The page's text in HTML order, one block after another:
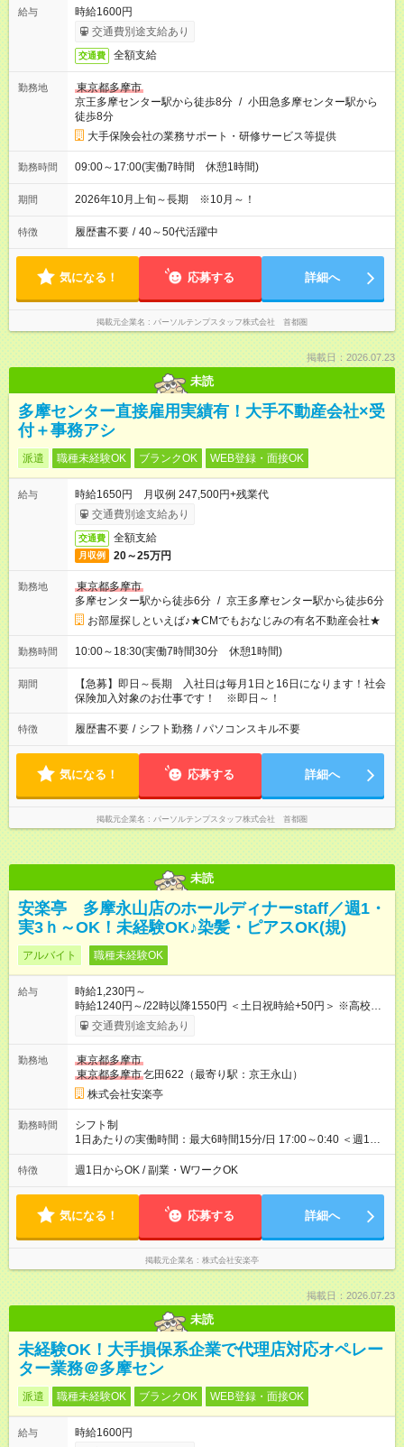
給与
時給1600円
交通費別途支給あり
交通費 全額支給
勤務地
東京都多摩市
京王多摩センター駅から徒歩8分 / 小田急多摩センター駅から
徒歩8分
大手保険会社の業務サポート・研修サービス等提供
勤務時間 09:00～17:00(実働7時間 休憩1時間)
期間 2026年10月上旬～長期 ※10月～！
特徴 履歴書不要 / 40～50代活躍中
気になる！ 応募する 詳細へ
掲載元企業名 パーソルテンプスタッフ株式会社 首都圏
掲載日：2026.07.23
未読
多摩センター直接雇用実績有！大手不動産会社×受
付＋事務アシ
派遣 職種未経験OK ブランクOK WEB登録・面接OK
給与
時給1650円 月収例 247,500円+残業代
交通費別途支給あり
交通費 全額支給
月収例 20～25万円
勤務地
東京都多摩市
多摩センター駅から徒歩6分 / 京王多摩センター駅から徒歩6分
お部屋探しといえば♪★CMでもおなじみの有名不動産会社★
勤務時間 10:00～18:30(実働7時間30分 休憩1時間)
期間
【急募】即日～長期 入社日は毎月1日と16日になります！社会
保険加入対象のお仕事です！ ※即日～！
特徴 履歴書不要 / シフト勤務 / パソコンスキル不要
気になる！ 応募する 詳細へ
掲載元企業名 パーソルテンプスタッフ株式会社 首都圏
未読
安楽亭 多摩永山店のホールディナーstaff／週1・
実3ｈ～OK！未経験OK♪染髪・ピアスOK(規)
アルバイト 職種未経験OK
給与
時給1,230円～
時給1240円～/22時以降1550円 ＜土日祝時給+50円＞ ※高校生
時給1230円 【試用期間】試用期間あり 試用期間の長さ：12ヶ
月 雇用形態、給与は本採用時と同じです。 ※最大12ヶ月の間
交通費別途支給あり
勤務地
東京都多摩市
東京都多摩市乞田622（最寄り駅：京王永山）
株式会社安楽亭
勤務時間
シフト制
1日あたりの実働時間：最大6時間15分/日 17:00～0:40 ＜週1日
～/短時間OK！＞ ※18歳未満・高校生は21:30までの勤務 ・シフ
トは自己申告制だから私生活優先でOK◎ ・週1日もあれば週5日
して短時間」など希望に合わせて働けます！
特徴 週1日からOK / 副業・WワークOK
気になる！ 応募する 詳細へ
掲載元企業名 株式会社安楽亭
掲載日：2026.07.23
未読
未経験OK！大手損保系企業で代理店対応オペレー
ター業務＠多摩セン
派遣 職種未経験OK ブランクOK WEB登録・面接OK
給与
時給1600円